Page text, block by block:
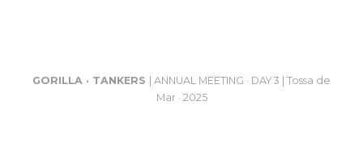
GORILLA · TANKERS
| ANNUAL MEETING · DAY 3 | Tossa de
Mar · 2025